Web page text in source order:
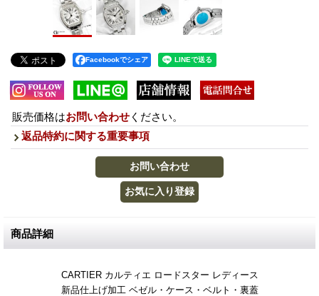
Facebookでシェア
販売価格はお問い合わせ ください。
返品特約に関する重要事項
商品詳細
CARTIER カルティエ ロードスター レディース
新品仕上げ加工 ベゼル・ケース・ベルト・裏蓋